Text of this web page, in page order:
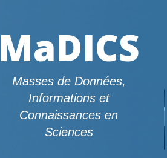
MaDICS
Masses de Données,
Informations et
Connaissances en
Sciences